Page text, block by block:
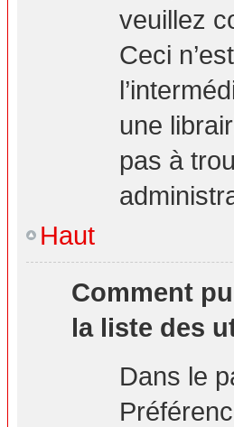
veuillez
Ceci
une
pas à
Haut
Comment
la liste des
Dans le